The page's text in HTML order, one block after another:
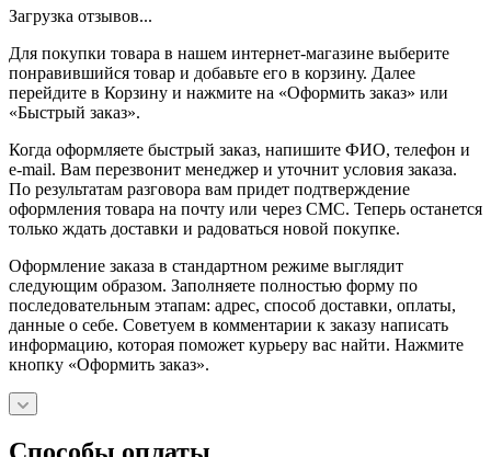
Загрузка отзывов...
Для покупки товара в нашем интернет-магазине выберите
понравившийся товар и добавьте его в корзину. Далее
перейдите в Корзину и нажмите на «Оформить заказ» или
«Быстрый заказ».
Когда оформляете быстрый заказ, напишите ФИО, телефон и
e-mail. Вам перезвонит менеджер и уточнит условия заказа.
По результатам разговора вам придет подтверждение
оформления товара на почту или через СМС. Теперь останется
только ждать доставки и радоваться новой покупке.
Оформление заказа в стандартном режиме выглядит
следующим образом. Заполняете полностью форму по
последовательным этапам: адрес, способ доставки, оплаты,
данные о себе. Советуем в комментарии к заказу написать
информацию, которая поможет курьеру вас найти. Нажмите
кнопку «Оформить заказ».